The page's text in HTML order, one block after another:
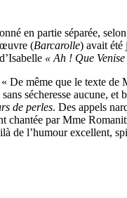
en partie séparée,
(Barcarolle) avait été
« Ah ! Que
même que le texte
sécheresse
de perles. Des appels
chantée par Mme
de l’humour excellent,